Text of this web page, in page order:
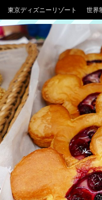
東京ディズニーリゾート 世界